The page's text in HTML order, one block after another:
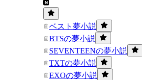
ベスト夢小説
BTSの夢小説
SEVENTEENの夢小説
TXTの夢小説
EXOの夢小説